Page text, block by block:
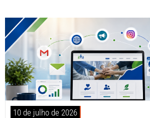
10 de julho de 2026